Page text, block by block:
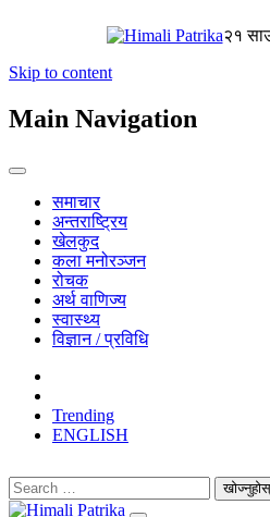
२१
Skip to content
Main Navigation
समाचार
अन्तराष्ट्रिय
खेलकुद
कला मनोरञ्जन
रोचक
अर्थ वाणिज्य
स्वास्थ्य
विज्ञान / प्रविधि
Trending
ENGLISH